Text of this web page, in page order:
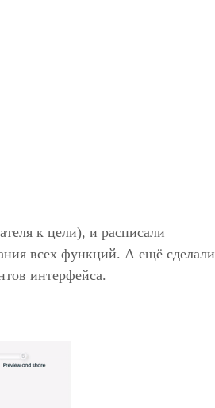
к цели), и расписали
всех функций. А ещё сделали
интерфейса.